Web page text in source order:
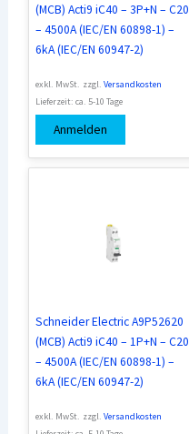
(MCB) Acti9 iC40 – 3P+N – C20
– 4500A (IEC/EN 60898-1) –
6kA (IEC/EN 60947-2)
exkl. MwSt. zzgl.Versandkosten
Lieferzeit:ca. 5-10 Tage
Anmelden
Schneider Electric A9P52620
(MCB) Acti9 iC40 – 1P+N – C20
– 4500A (IEC/EN 60898-1) –
6kA (IEC/EN 60947-2)
exkl. MwSt. zzgl.Versandkosten